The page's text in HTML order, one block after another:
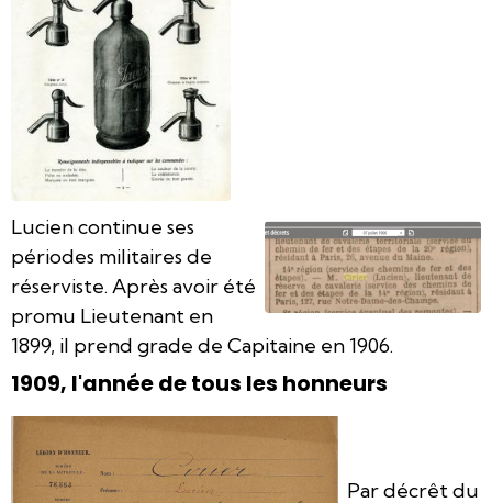
Lucien continue ses
périodes militaires de
réserviste. Après avoir été
promu Lieutenant en
1899, il prend grade de Capitaine en 1906.
1909, l'année de tous les honneurs
Par décrêt du